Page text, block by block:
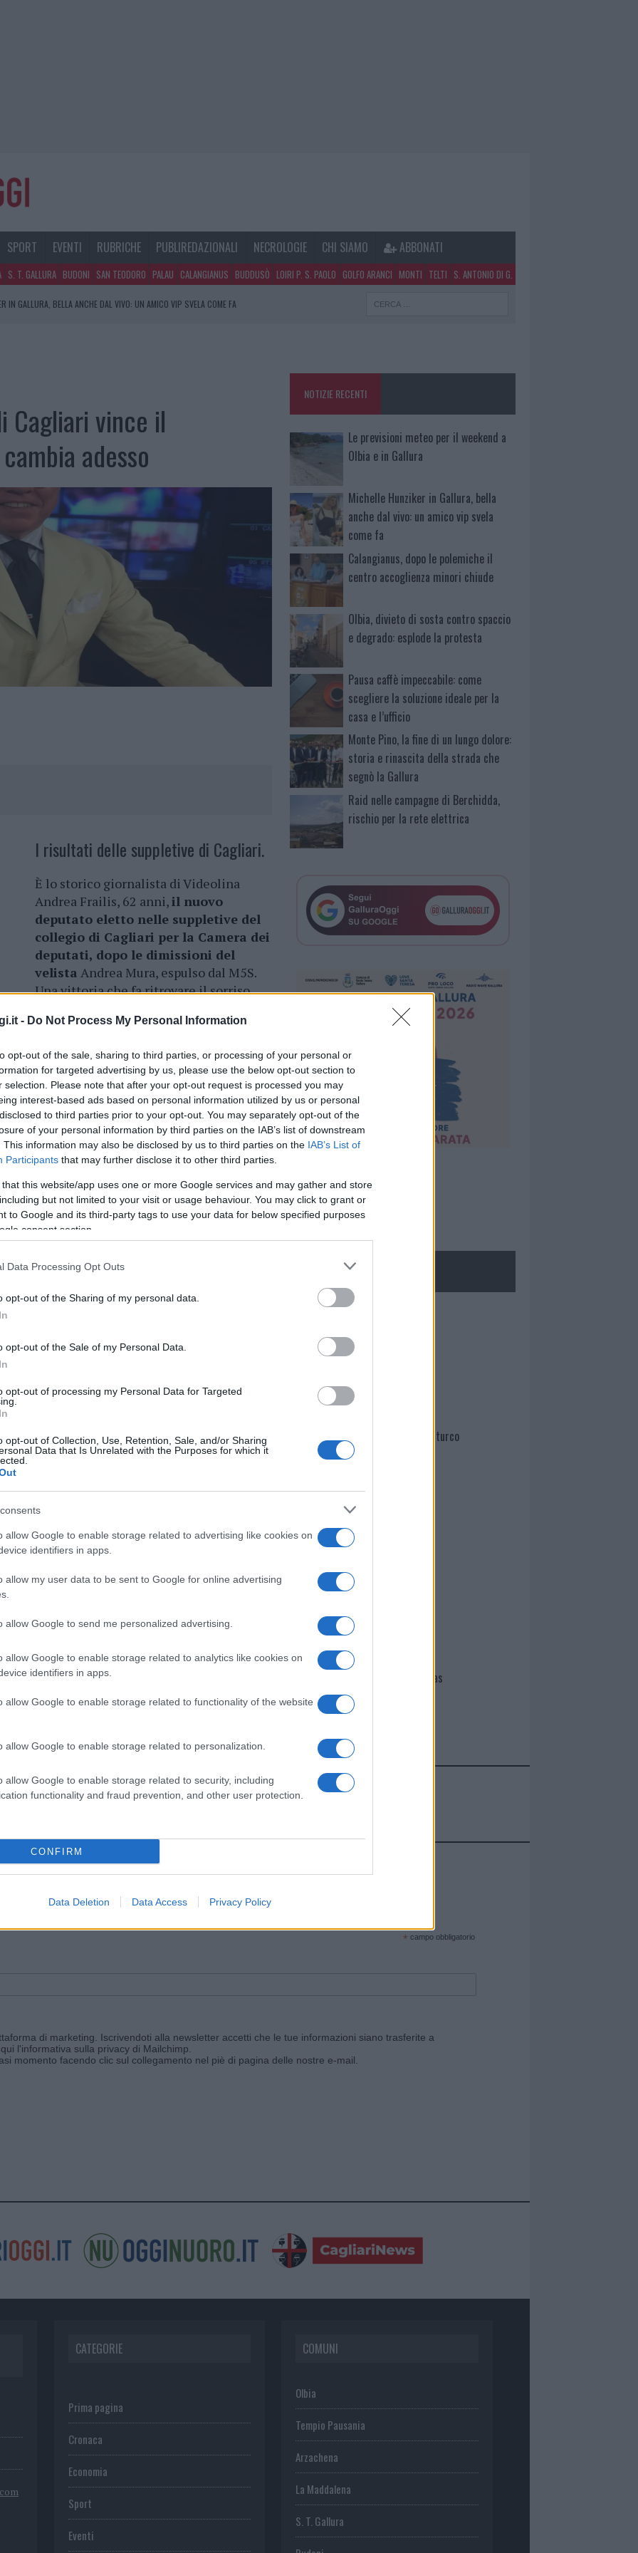
- Do Not Process My Personal Information
opt-out of the sale, sharing to third parties, or processing of your personal or
for targeted advertising by us, please use the below opt-out section to
selection. Please note that after your opt-out request is processed you may
interest-based ads based on personal information utilized by us or personal
to third parties prior to your opt-out. You may separately opt-out of the
of your personal information by third parties on the IAB’s list of downstream
This information may also be disclosed by us to third parties on the IAB’s List of
Participants that may further disclose it to other third parties.
that this website/app uses one or more Google services and may gather and store
but not limited to your visit or usage behaviour. You may click to grant or
to Google and its third-party tags to use your data for below specified purposes
consent section.
Data Processing Opt Outs
opt-out of the Sharing of my personal data.
opt-out of the Sale of my Personal Data.
opt-out of processing my Personal Data for Targeted
opt-out of Collection, Use, Retention, Sale, and/or Sharing
Data that Is Unrelated with the Purposes for which it
allow Google to enable storage related to advertising like cookies on
identifiers in apps.
allow my user data to be sent to Google for online advertising
allow Google to send me personalized advertising.
allow Google to enable storage related to analytics like cookies on
identifiers in apps.
allow Google to enable storage related to functionality of the website
allow Google to enable storage related to personalization.
allow Google to enable storage related to security, including
functionality and fraud prevention, and other user protection.
CONFIRM
Data Deletion Data Access Privacy Policy
SPORT EVENTI RUBRICHE PUBLIREDAZIONALI NECROLOGIE CHI SIAMO ABBONATI
S. T. GALLURA BUDONI SAN TEODORO PALAU CALANGIANUS BUDDUSÒ LOIRI P. S. PAOLO GOLFO ARANCI MONTI TELTI S. ANTONIO DI G.
IN GALLURA, BELLA ANCHE DAL VIVO: UN AMICO VIP SVELA COME FA
Cagliari vince il
adesso
I risultati delle suppletive di Cagliari.
È lo storico giornalista di Videolina
Andrea Frailis, 62 anni,il nuovo
deputato eletto nelle suppletive del
collegio di Cagliari per la Camera dei
deputati, dopo le dimissioni del
velista Andrea Mura, espulso dal M5S.
Una vittoria che fa ritrovare il sorriso
aveva puntato sul mezzo busto della tv
Berlusconi e Matteo Salvini,nè i
serviti alla candidata del centrodestra
terza, preceduta dalla scelta riparatoria
da questa breve competizione è la
votanti si è dimezzata rispetto alla volta
di GalluraOggi.it
i tuoi video e le tue foto
+39 345 356 7512
news daGoogle News
NOTIZIE RECENTI
Le previsioni meteo per il weekend a
Olbia e in Gallura
Michelle Hunziker in Gallura, bella
anche dal vivo: un amico vip svela
come fa
Calangianus, dopo le polemiche il
centro accoglienza minori chiude
Olbia, divieto di sosta contro spaccio
e degrado: esplode la protesta
Pausa caffè impeccabile: come
scegliere la soluzione ideale per la
casa e l’ufficio
Monte Pino, la fine di un lungo dolore:
storia e rinascita della strada che
segnò la Gallura
Raid nelle campagne di Berchidda,
rischio per la rete elettrica
NECROLOGIE
Martina Agostina Diturco
I nostri cari
I nostri cari
Giovannimaria Cabras
Invia un Comunicato Stampa|Pubblicità|Segnala
e ricevi le nostre email periodiche contenenti le ultime notizie pubblicate sul sito web!
* campo obbligatorio
di marketing. Iscrivendoti alla newsletter accetti che le tue informazioni siano trasferite a
l'informativa sulla privacy di Mailchimp
momento facendo clic sul collegamento nel piè di pagina delle nostre e-mail.
CATEGORIE
Prima pagina
Cronaca
Economia
Sport
Eventi
COMUNI
Olbia
Tempio Pausania
Arzachena
La Maddalena
S. T. Gallura